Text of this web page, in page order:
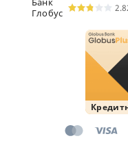
Глобус